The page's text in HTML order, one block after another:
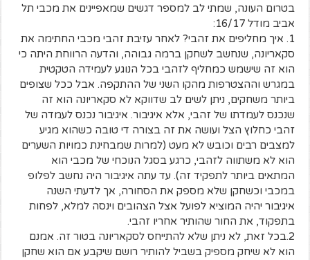
בטרום העונה, שמתי לב למספר דגשים שמאפיינים את מכבי תל
אביב מודל 16/17:
1. איך מחליפים את זהבי? לאחר עזיבת זהבי מכבי החתימה את
סקאריונה, שנחשב לשחקן ברמה גבוהה, והדעה הרווחת היתה כי
הוא זה שישמש כמחליף לזהבי בכל הנוגע לעמידה הטקטית
במגרש וההצטרפות מהקו השני של ההתקפה. אבל ככל שצופים
ביותר משחקים, ניתן לשים לב שדווקא לא סקאריונה הוא זה
שנכנס לעמדתו של זהבי, אלא איגיבור. איגיבור נכנס לעמדה של
זהבי כחלוץ הצל ועושה את זה בצורה די טובה כשהוא מגיע
למצבים רבים וכובש לא מעט (למרות שמבחינת כמויות השערים
הוא לא משתווה לזהבי, כרגע בסגל הנוכחי של מכבי הוא
המתאים ביותר לתפקיד זה). עד עתה איגיבור היה נחשב לפלופ
במכבי וכשחקן שלא מספק את הסחורה, אך לדעתי השנה
איגיבור יהיה המוציא לפועל אצל הצהובים וינסה למלא, לפחות
בתפקוד, את החור שהותיר אחריו זהבי.
2.בכל זאת, לא ניתן שלא להתייחס לסקאריונה בטור זה. אמנם
הוא לא שיחק מספיק בשביל להותיר רושם שיקבע אם הוא שחקן